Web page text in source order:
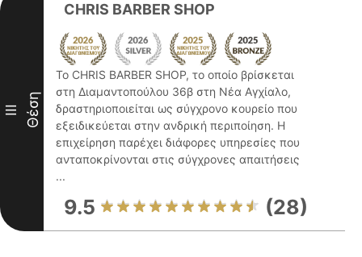
III Θέση
CHRIS BARBER SHOP
Το CHRIS BARBER SHOP, το οποίο βρίσκεται
στη Διαμαντοπούλου 36β στη Νέα Αγχίαλο,
δραστηριοποιείται ως σύγχρονο κουρείο που
εξειδικεύεται στην ανδρική περιποίηση. Η
επιχείρηση παρέχει διάφορες υπηρεσίες που
ανταποκρίνονται στις σύγχρονες απαιτήσεις
...
9.5 (28)